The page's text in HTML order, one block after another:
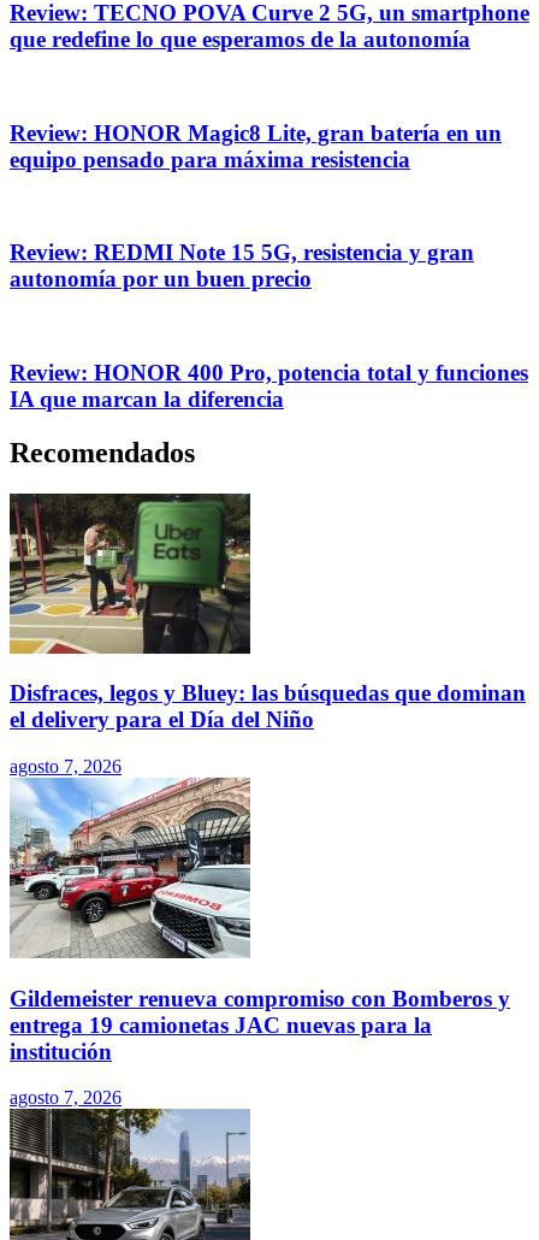
Review: TECNO POVA Curve 2 5G, un smartphone
que redefine lo que esperamos de la autonomía
Review: HONOR Magic8 Lite, gran batería en un
equipo pensado para máxima resistencia
Review: REDMI Note 15 5G, resistencia y gran
autonomía por un buen precio
Review: HONOR 400 Pro, potencia total y funciones
IA que marcan la diferencia
Recomendados
Disfraces, legos y Bluey: las búsquedas que dominan
el delivery para el Día del Niño
agosto 7, 2026
Gildemeister renueva compromiso con Bomberos y
entrega 19 camionetas JAC nuevas para la
institución
agosto 7, 2026